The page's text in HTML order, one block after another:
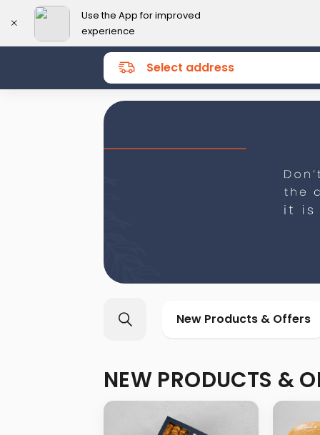
Use the App for improved
experience
Select address
New Products & Offers
NEW PRODUCTS &